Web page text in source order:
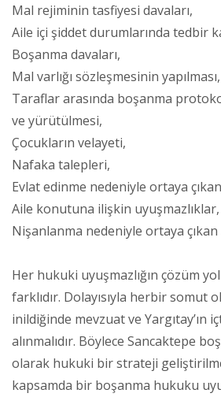
Mal rejiminin tasfiyesi davaları,
Aile içi şiddet durumlarında tedbir
Boşanma davaları,
Mal varlığı sözleşmesinin yapılması,
Taraflar arasında boşanma
ve yürütülmesi,
Çocukların velayeti,
Nafaka talepleri,
Evlat edinme nedeniyle ortaya
Aile konutuna ilişkin uyuşmazlıklar,
Nişanlanma nedeniyle ortaya
Her hukuki uyuşmazlığın çözüm
farklıdır. Dolayısıyla herbir somut
inildiğinde mevzuat ve Yargıtay’ın
alınmalıdır. Böylece Sancaktepe
olarak hukuki bir strateji
kapsamda bir boşanma hukuku